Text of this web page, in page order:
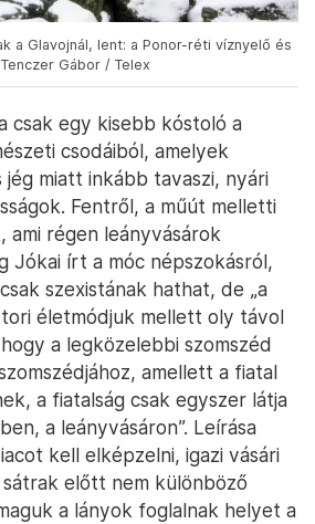
a Glavojnál, lent: a Ponor-réti víznyelő és
Gábor / Telex
csak egy kisebb kóstoló a
csodáiból, amelyek
miatt inkább tavaszi, nyári
Fentről, a műút melletti
ami régen leányvásárok
Jókai írt a móc népszokásról,
szexistának hathat, de „a
életmódjuk mellett oly távol
a legközelebbi szomszéd
amellett a fiatal
a fiatalság csak egyszer látja
a leányvásáron”. Leírása
kell elképzelni, igazi vásári
előtt nem különböző
a lányok foglalnak helyet a